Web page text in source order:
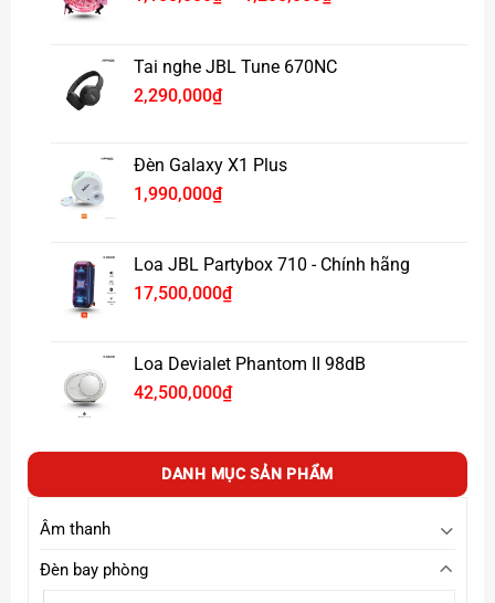
1,100,000₫
Tai nghe JBL Tune 670NC
2,290,000₫
Đèn Galaxy X1 Plus
1,990,000₫
Loa JBL Partybox 710 - Chính hãng
17,500,000₫
Loa Devialet Phantom II 98dB
42,500,000₫
DANH MỤC SẢN PHẨM
Âm thanh
Đèn bay phòng